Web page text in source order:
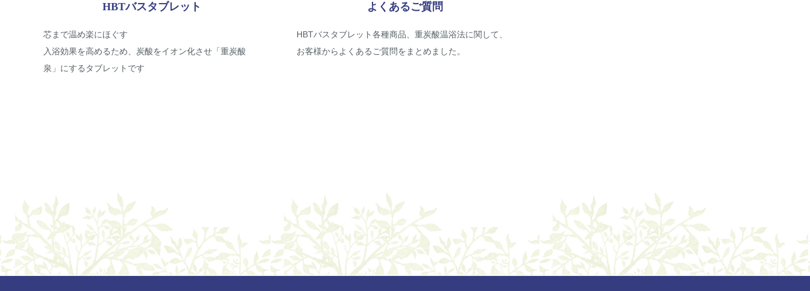
HBTバスタブレット
芯まで温め楽にほぐす
入浴効果を高めるため、炭酸をイオン化させ「重炭酸
泉」にするタブレットです
よくあるご質問
HBTバスタブレット各種商品、重炭酸温浴法に関して、
お客様からよくあるご質問をまとめました。